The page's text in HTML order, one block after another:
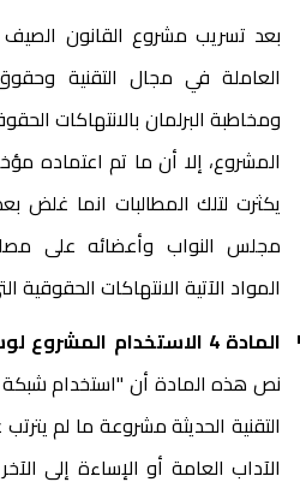
بعد تسريب مشروع القانون
العاملة في مجال التقنية
ومخاطبة البرلمان بالانتهاكات
المشروع، إلا أن ما تم اعتماده
يكثرت لتلك المطالبات انما غلض
مجلس النواب وأعضائه على
المواد الآتية الانتهاكات الحقوقية
المادة 4 الاستخدام المشروع لوسائل التقنية
نص هذه المادة أن "استخدام شبكة
التقنية الحديثة مشروعة ما لم
الآداب العامة أو الإساءة إلى